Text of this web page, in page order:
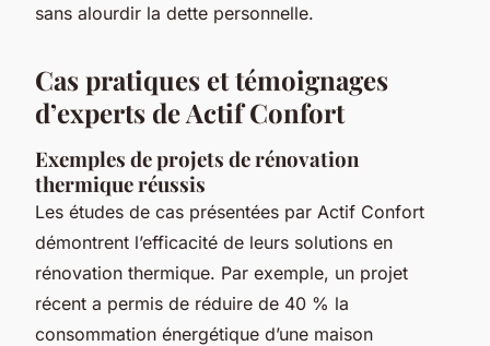
sans alourdir la dette personnelle.
Cas pratiques et témoignages
d’experts de Actif Confort
Exemples de projets de rénovation
thermique réussis
Les études de cas présentées par Actif Confort
démontrent l’efficacité de leurs solutions en
rénovation thermique. Par exemple, un projet
récent a permis de réduire de 40 % la
consommation énergétique d’une maison